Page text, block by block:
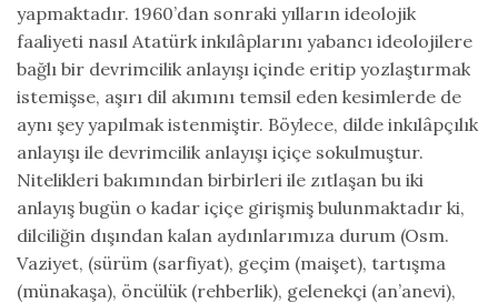
yapmaktadır. 1960’dan sonraki yılların ideolojik
faaliyeti nasıl Atatürk inkılâplarını yabancı ideolojilere
bağlı bir devrimcilik anlayışı içinde eritip yozlaştırmak
istemişse, aşırı dil akımını temsil eden kesimlerde de
aynı şey yapılmak istenmiştir. Böylece, dilde inkılâpçılık
anlayışı ile devrimcilik anlayışı içiçe sokulmuştur.
Nitelikleri bakımından birbirleri ile zıtlaşan bu iki
anlayış bugün o kadar içiçe girişmiş bulunmaktadır ki,
dilciliğin dışından kalan aydınlarımıza durum (Osm.
Vaziyet, (sürüm (sarfiyat), geçim (maişet), tartışma
(münakaşa), öncülük (rehberlik), gelenekçi (an’anevi),